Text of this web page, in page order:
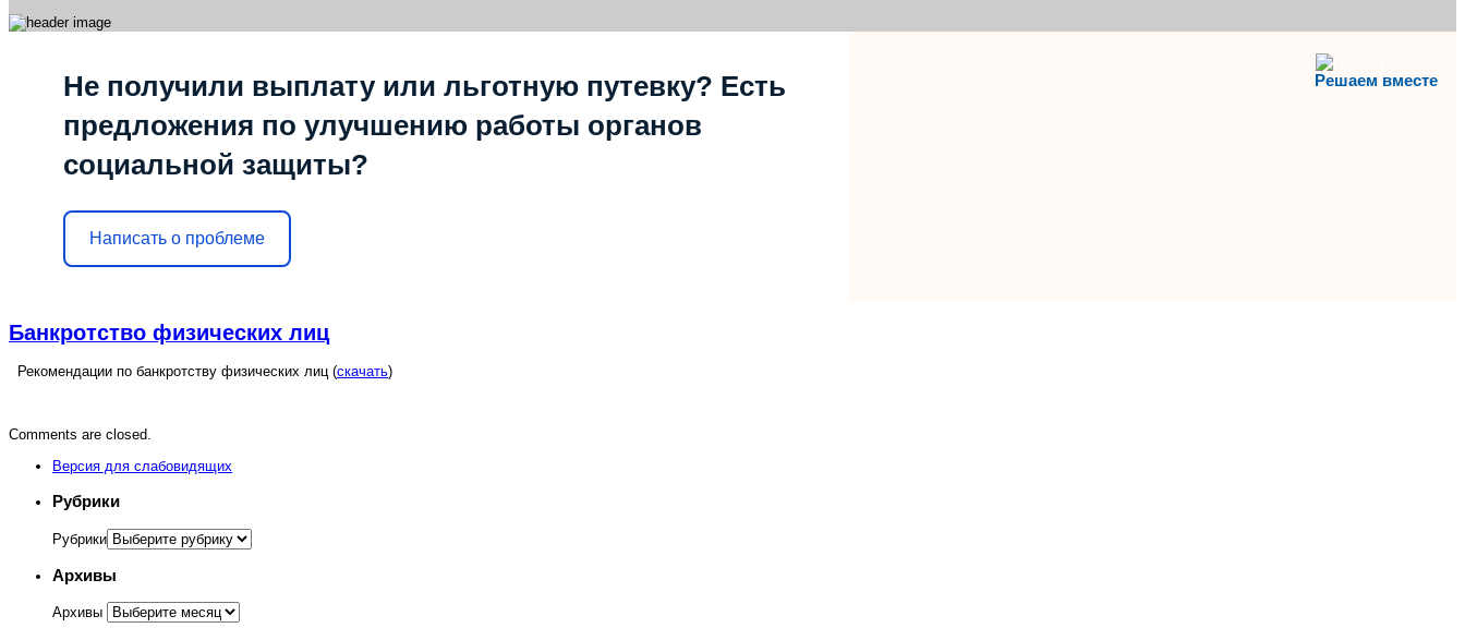
Решаем вместе
Не получили выплату или льготную путевку? Есть
предложения по улучшению работы органов
социальной защиты?
Написать о проблеме
Банкротство физических лиц
Рекомендации по банкротству физических лиц (скачать)
Comments are closed.
Версия для слабовидящих
Рубрики
Рубрики
Архивы
Архивы